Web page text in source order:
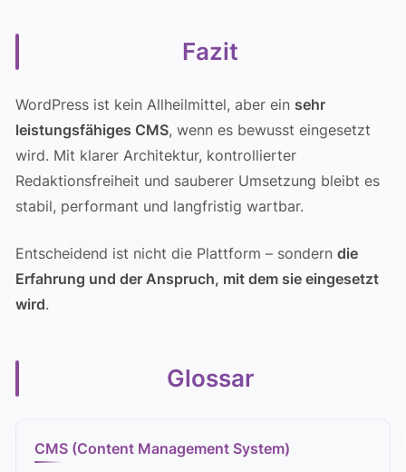
Fazit
WordPress ist kein Allheilmittel, aber ein sehr
leistungsfähiges CMS, wenn es bewusst eingesetzt
wird. Mit klarer Architektur, kontrollierter
Redaktionsfreiheit und sauberer Umsetzung bleibt es
stabil, performant und langfristig wartbar.
Entscheidend ist nicht die Plattform – sondern die
Erfahrung und der Anspruch, mit dem sie eingesetzt
wird.
Glossar
CMS (Content Management System)